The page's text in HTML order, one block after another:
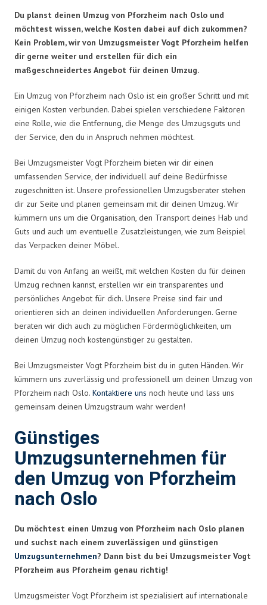
Du planst deinen Umzug von Pforzheim nach Oslo und
möchtest wissen, welche Kosten dabei auf dich zukommen?
Kein Problem, wir von Umzugsmeister Vogt Pforzheim helfen
dir gerne weiter und erstellen für dich ein
maßgeschneidertes Angebot für deinen Umzug.
Ein Umzug von Pforzheim nach Oslo ist ein großer Schritt und mit
einigen Kosten verbunden. Dabei spielen verschiedene Faktoren
eine Rolle, wie die Entfernung, die Menge des Umzugsguts und
der Service, den du in Anspruch nehmen möchtest.
Bei Umzugsmeister Vogt Pforzheim bieten wir dir einen
umfassenden Service, der individuell auf deine Bedürfnisse
zugeschnitten ist. Unsere professionellen Umzugsberater stehen
dir zur Seite und planen gemeinsam mit dir deinen Umzug. Wir
kümmern uns um die Organisation, den Transport deines Hab und
Guts und auch um eventuelle Zusatzleistungen, wie zum Beispiel
das Verpacken deiner Möbel.
Damit du von Anfang an weißt, mit welchen Kosten du für deinen
Umzug rechnen kannst, erstellen wir ein transparentes und
persönliches Angebot für dich. Unsere Preise sind fair und
orientieren sich an deinen individuellen Anforderungen. Gerne
beraten wir dich auch zu möglichen Fördermöglichkeiten, um
deinen Umzug noch kostengünstiger zu gestalten.
Bei Umzugsmeister Vogt Pforzheim bist du in guten Händen. Wir
kümmern uns zuverlässig und professionell um deinen Umzug von
Pforzheim nach Oslo. Kontaktiere uns noch heute und lass uns
gemeinsam deinen Umzugstraum wahr werden!
Günstiges
Umzugsunternehmen für
den Umzug von Pforzheim
nach Oslo
Du möchtest einen Umzug von Pforzheim nach Oslo planen
und suchst nach einem zuverlässigen und günstigen
Umzugsunternehmen? Dann bist du bei Umzugsmeister Vogt
Pforzheim aus Pforzheim genau richtig!
Umzugsmeister Vogt Pforzheim ist spezialisiert auf internationale